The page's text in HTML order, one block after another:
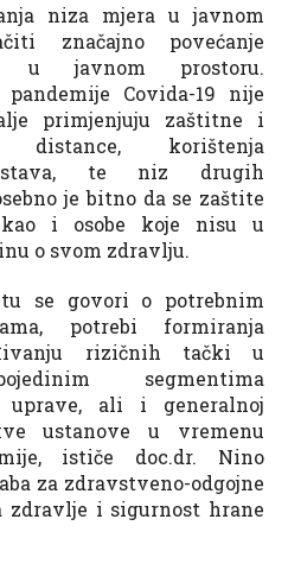
niza mjera u javnom
značajno povećanje
u javnom prostoru.
Covida-19 nije
primjenjuju zaštitne i
distance, korištenja
te niz drugih
je bitno da se zaštite
i osobe koje nisu u
o svom zdravlju.
se govori o potrebnim
potrebi formiranja
rizičnih tački u
segmentima
uprave, ali i generalnoj
ustanove u vremenu
ističe doc.dr. Nino
za zdravstveno-odgojne
i sigurnost hrane